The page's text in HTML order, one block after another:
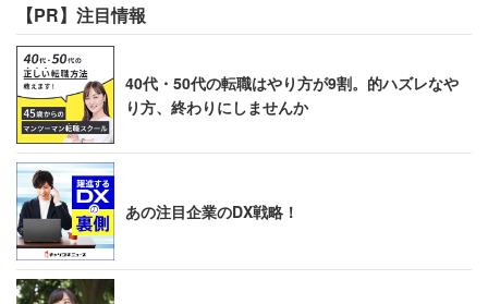
【PR】注目情報
40代・50代の転職はやり方が9割。的ハズレなや
り方、終わりにしませんか
あの注目企業のDX戦略！